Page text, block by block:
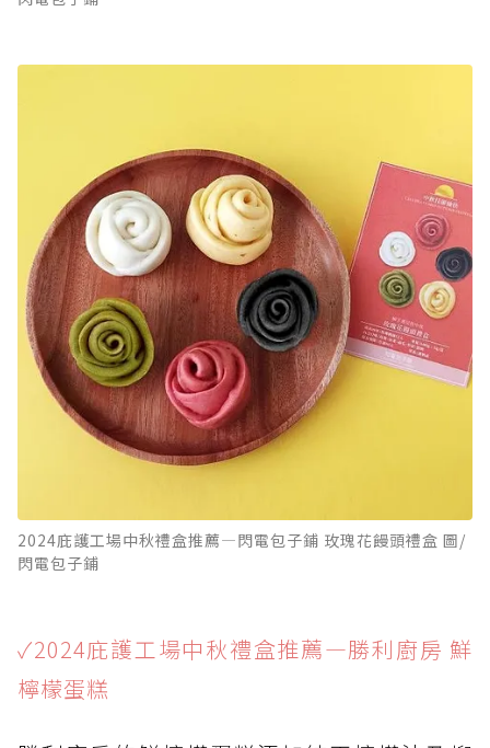
2024庇護工場中秋禮盒推薦—閃電包子鋪 玫瑰花饅頭禮盒 圖/
閃電包子鋪
✓2024庇護工場中秋禮盒推薦—勝利廚房 鮮
檸檬蛋糕